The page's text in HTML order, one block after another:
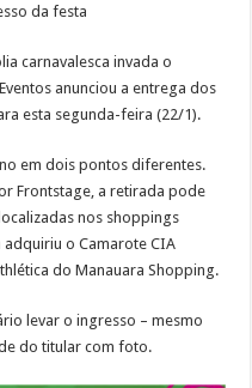
da festa
carnavalesca invada o
anunciou a entrega dos
esta segunda-feira (22/1).
em dois pontos diferentes.
Frontstage, a retirada pode
nos shoppings
o Camarote CIA
do Manauara Shopping.
levar o ingresso – mesmo
do titular com foto.